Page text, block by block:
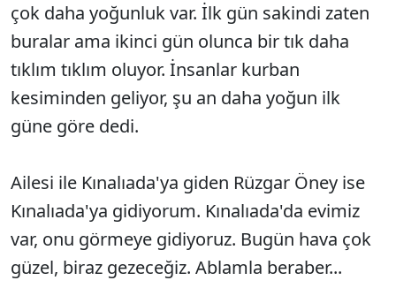
çok daha yoğunluk var. İlk gün sakindi zaten
buralar ama ikinci gün olunca bir tık daha
tıklım tıklım oluyor. İnsanlar kurban
kesiminden geliyor, şu an daha yoğun ilk
güne göre dedi.
Ailesi ile Kınalıada'ya giden Rüzgar Öney ise
Kınalıada'ya gidiyorum. Kınalıada'da evimiz
var, onu görmeye gidiyoruz. Bugün hava çok
güzel, biraz gezeceğiz. Ablamla beraber...